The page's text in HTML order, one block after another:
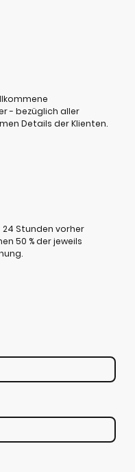
- bezüglich aller
Details der Klienten.
Stunden vorher
50 % der jeweils